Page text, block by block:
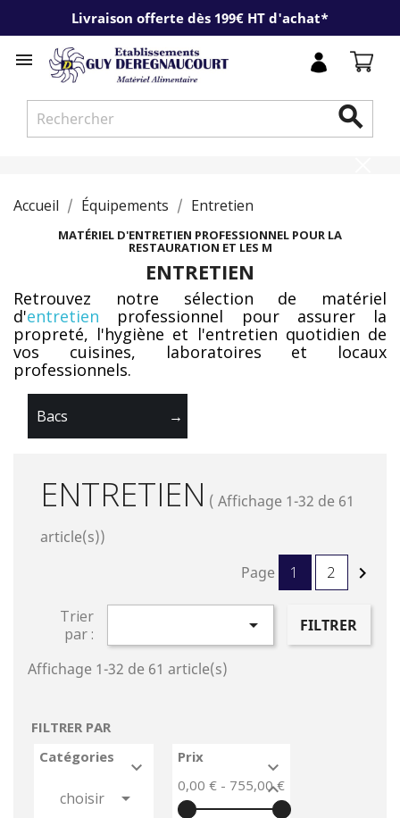
Livraison offerte dès 199€ HT d'achat*


Accueil Équipements Entretien
MATÉRIEL D'ENTRETIEN PROFESSIONNEL POUR LA
RESTAURATION ET LES M
ENTRETIEN
Retrouvez notre sélection de matériel
d'entretien professionnel pour assurer la
propreté, l'hygiène et l'entretien quotidien de
vos cuisines, laboratoires et locaux
professionnels.
Bacs →
ENTRETIEN ( Affichage 1-32 de 61
article(s))
Page
1 2 
Trier
par :
 FILTRER
Affichage 1-32 de 61 article(s)
FILTRER PAR
Catégories

choisir 
Prix


0,00 € - 755,00 €